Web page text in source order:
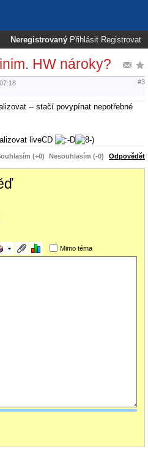
Neregistrovaný Přihlásit Registrovat
HW nároky?
07:18 #3
-- stačí povypínat nepotřebné
liveCD
(+0) Nesouhlasím (-0) Odpovědět
Mimo téma